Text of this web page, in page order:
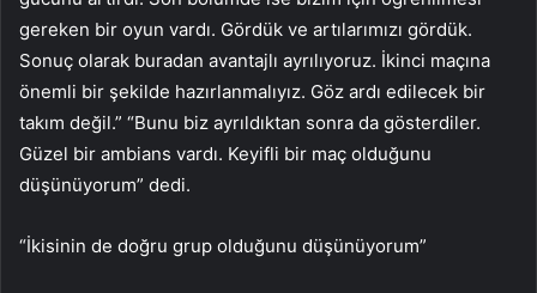
gereken bir oyun vardı. Gördük ve artılarımızı gördük.
Sonuç olarak buradan avantajlı ayrılıyoruz. İkinci maçına
önemli bir şekilde hazırlanmalıyız. Göz ardı edilecek bir
takım değil.” “Bunu biz ayrıldıktan sonra da gösterdiler.
Güzel bir ambians vardı. Keyifli bir maç olduğunu
düşünüyorum” dedi.
“İkisinin de doğru grup olduğunu düşünüyorum”